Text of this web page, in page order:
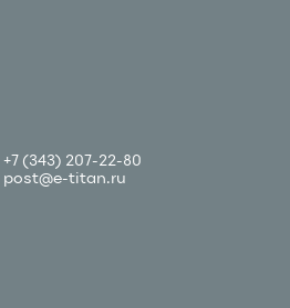
+7 (343) 207-22-80
post@e-titan.ru